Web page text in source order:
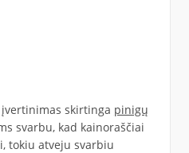
skirtinga pinigų
svarbu, kad kainoraščiai
tokiu atveju svarbiu